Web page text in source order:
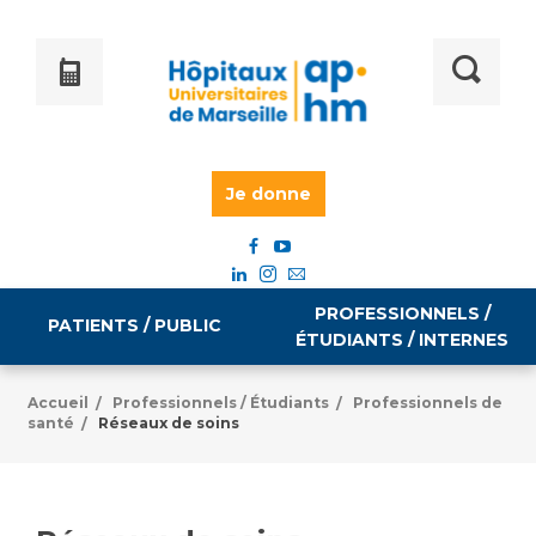
Je donne
PATIENTS / PUBLIC
Informations pratiques
PROFESSIONNELS /
ÉTUDIANTS / INTERNES
Égalité professionnelle
Emploi / formation
Accueil / Professionnels / Étudiants /
Professionnels de
santé / Réseaux de soins